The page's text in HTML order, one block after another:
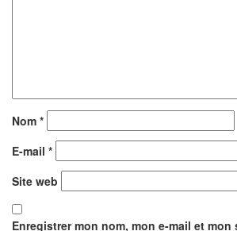
Nom *
E-mail *
Site web
Enregistrer mon nom, mon e-mail et mon